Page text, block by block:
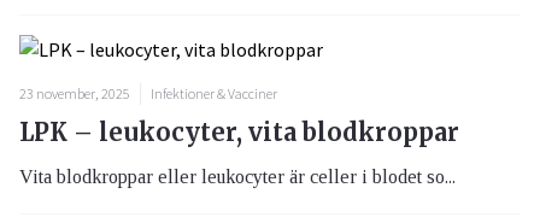
23 november, 2025 Infektioner & Vacciner
LPK – leukocyter, vita blodkroppar
Vita blodkroppar eller leukocyter är celler i blodet so...